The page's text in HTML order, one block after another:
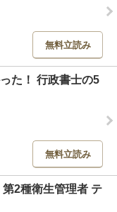
無料立読み
た！ 行政書士の5
無料立読み
2種衛生管理者 テ